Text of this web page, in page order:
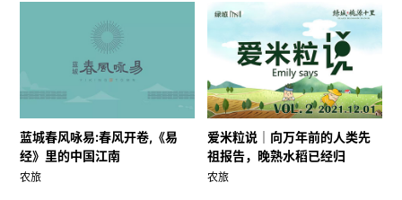
蓝城春风咏易:春风开卷,《易
经》里的中国江南
农旅
爱米粒说｜向万年前的人类先
祖报告，晚熟水稻已经归
农旅